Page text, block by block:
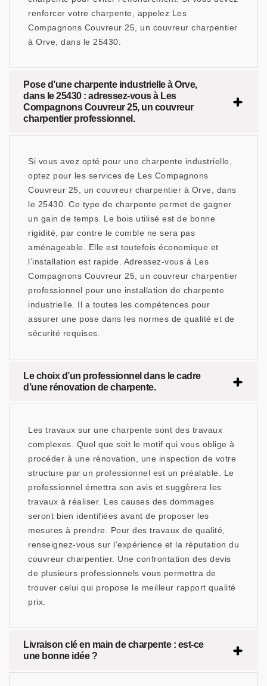
renforcer votre charpente, appelez Les
Compagnons Couvreur 25, un couvreur charpentier
à Orve, dans le 25430.
Pose d’une charpente industrielle à Orve,
dans le 25430 : adressez-vous à Les
Compagnons Couvreur 25, un couvreur
charpentier professionnel.
Si vous avez opté pour une charpente industrielle,
optez pour les services de Les Compagnons
Couvreur 25, un couvreur charpentier à Orve, dans
le 25430. Ce type de charpente permet de gagner
un gain de temps. Le bois utilisé est de bonne
rigidité, par contre le comble ne sera pas
aménageable. Elle est toutefois économique et
l’installation est rapide. Adressez-vous à Les
Compagnons Couvreur 25, un couvreur charpentier
professionnel pour une installation de charpente
industrielle. Il a toutes les compétences pour
assurer une pose dans les normes de qualité et de
sécurité requises.
Le choix d’un professionnel dans le cadre
d’une rénovation de charpente.
Les travaux sur une charpente sont des travaux
complexes. Quel que soit le motif qui vous oblige à
procéder à une rénovation, une inspection de votre
structure par un professionnel est un préalable. Le
professionnel émettra son avis et suggèrera les
travaux à réaliser. Les causes des dommages
seront bien identifiées avant de proposer les
mesures à prendre. Pour des travaux de qualité,
renseignez-vous sur l’expérience et la réputation du
couvreur charpentier. Une confrontation des devis
de plusieurs professionnels vous permettra de
trouver celui qui propose le meilleur rapport qualité
prix.
Livraison clé en main de charpente : est-ce
une bonne idée ?